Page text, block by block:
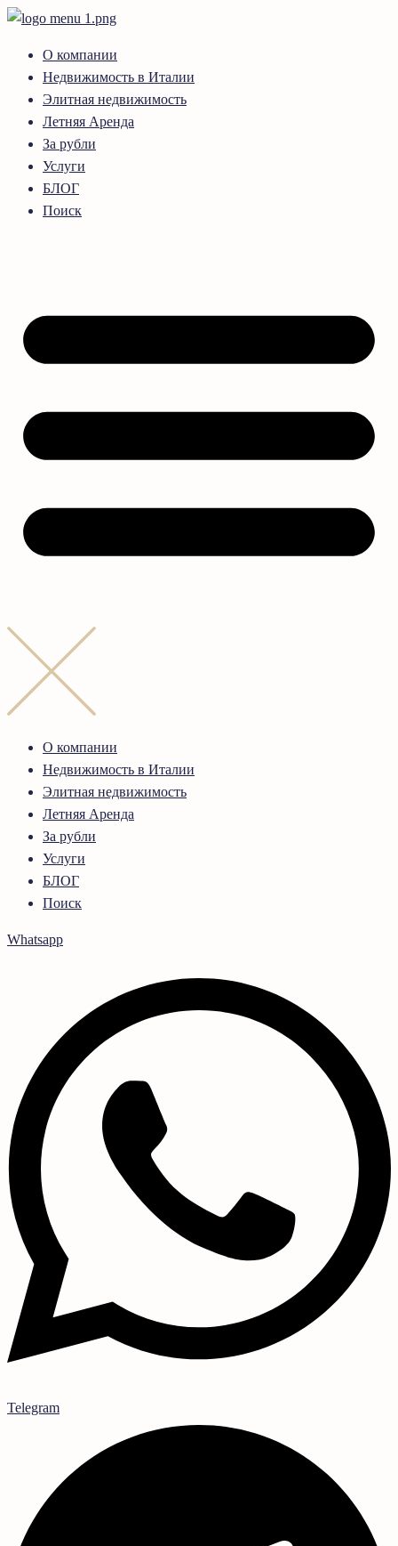
О компании
Недвижимость в Италии
Элитная недвижимость
Летняя Аренда
За рубли
Услуги
БЛОГ
Поиск
О компании
Недвижимость в Италии
Элитная недвижимость
Летняя Аренда
За рубли
Услуги
БЛОГ
Поиск
Whatsapp
Telegram